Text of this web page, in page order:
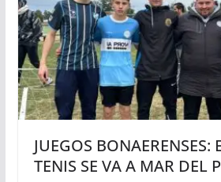
JUEGOS BONAERENSES:
TENIS SE VA A MAR DEL